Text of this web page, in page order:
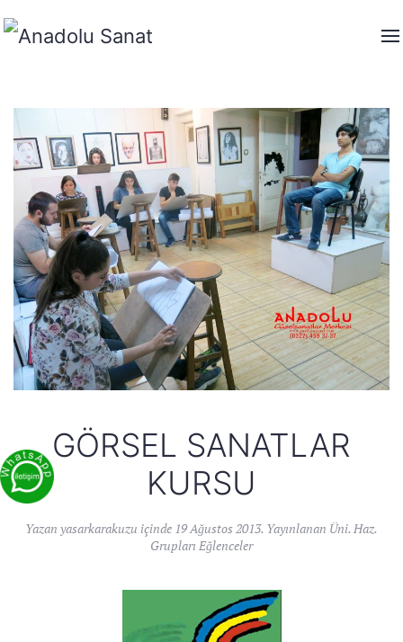
GÖRSEL SANATLAR
KURSU
Yazan yasarkarakuzu içinde 19 Ağustos 2013. Yayınlanan Üni. Haz.
Grupları Eğlenceler